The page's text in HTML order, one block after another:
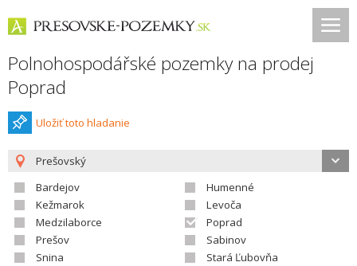
Polnohospodářské pozemky na prodej
Poprad
Uložiť toto hladanie
Prešovský
Bardejov
Humenné
Kežmarok
Levoča
Medzilaborce
Poprad
Prešov
Sabinov
Snina
Stará Ľubovňa